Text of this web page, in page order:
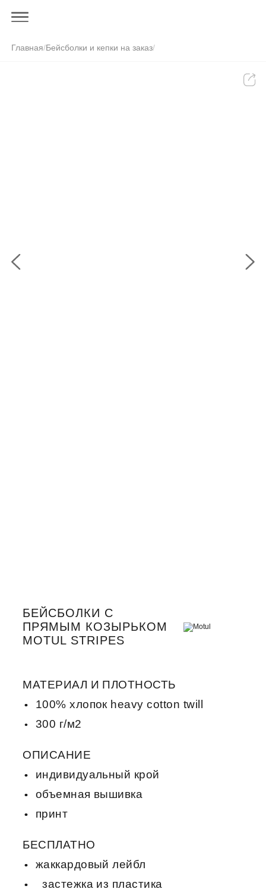
Главная/Бейсболки и кепки на заказ/
БЕЙСБОЛКИ С
ПРЯМЫМ КОЗЫРЬКОМ
MOTUL STRIPES
МАТЕРИАЛ И ПЛОТНОСТЬ
100% хлопок heavy cotton twill
300 г/м2
ОПИСАНИЕ
индивидуальный крой
объемная вышивка
принт
БЕСПЛАТНО
жаккардовый лейбл
застежка из пластика